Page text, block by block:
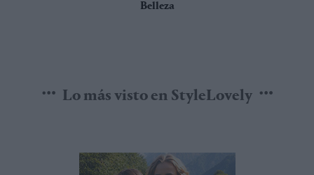
Belleza
Lo más visto en StyleLovely